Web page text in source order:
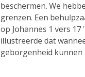
beschermen. We
grenzen. Een
op Johannes 1 vers
illustreerde dat
geborgenheid kunnen